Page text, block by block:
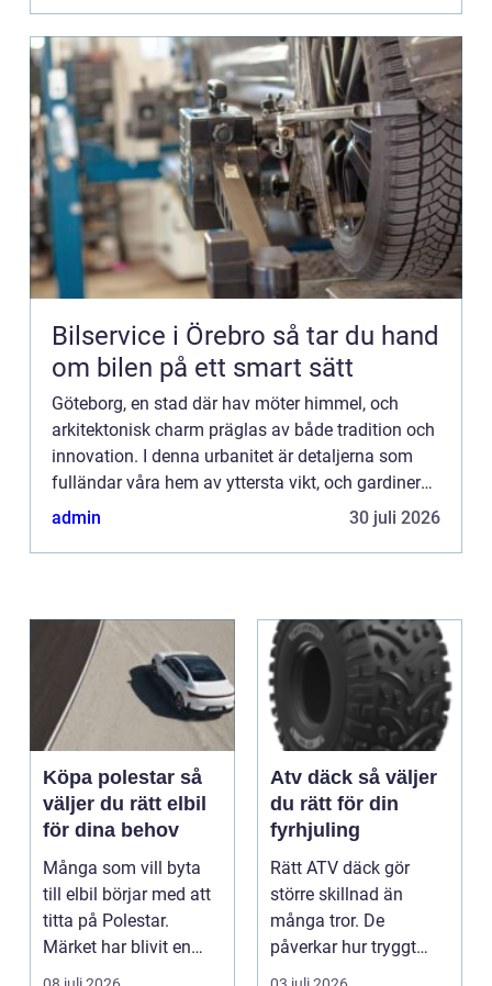
Bilservice i Örebro så tar du hand
om bilen på ett smart sätt
Göteborg, en stad där hav möter himmel, och
arkitektonisk charm präglas av både tradition och
innovation. I denna urbanitet är detaljerna som
fulländar våra hem av yttersta vikt, och gardinerna
spelar en huvu...
admin 30 juli 2026
Köpa polestar så
väljer du rätt elbil
för dina behov
Många som vill byta
till elbil börjar med att
titta på Polestar.
Märket har blivit en
symbol för mod...
Atv däck så väljer
du rätt för din
fyrhjuling
Rätt ATV däck gör
större skillnad än
många tror. De
påverkar hur tryggt
fyrhjulingen beter sig